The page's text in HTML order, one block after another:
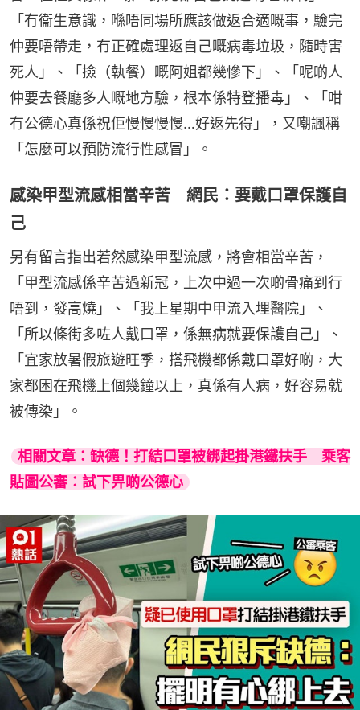
「冇衞生意識，喺唔同場所應該做返合適嘅事，驗完
仲要唔帶走，冇正確處理返自己嘅病毒垃圾，隨時害
死人」、「撿（執餐）嘅阿姐都幾慘下」、「呢啲人
仲要去餐廳多人嘅地方驗，根本係特登播毒」、「咁
冇公德心真係祝佢慢慢慢慢…好返先得」，又嘲諷稱
「怎麼可以預防流行性感冒」。
感染甲型流感相當辛苦 網民：要戴口罩保護自
己
另有留言指出若然感染甲型流感，將會相當辛苦，
「甲型流感係辛苦過新冠，上次中過一次啲骨痛到行
唔到，發高燒」、「我上星期中甲流入埋醫院」、
「所以條街多咗人戴口罩，係無病就要保護自己」、
「宜家放暑假旅遊旺季，搭飛機都係戴口罩好啲，大
家都困在飛機上個幾鐘以上，真係有人病，好容易就
被傳染」。
相關文章：缺德！打結口罩被綁起掛港鐵扶手　乘客
貼圖公審：試下畀啲公德心